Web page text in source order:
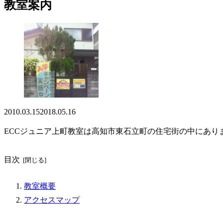
教室案内
2010.03.152018.05.16
ECCジュニア上町教室は高知市東石立町の住宅街の中にあり
目次
教室概要
アクセスマップ